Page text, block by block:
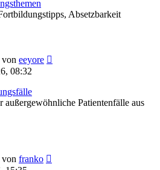
Absetzbarkeit
von eeyore
08:32
außergewöhnliche Patientenfälle aus
von franko